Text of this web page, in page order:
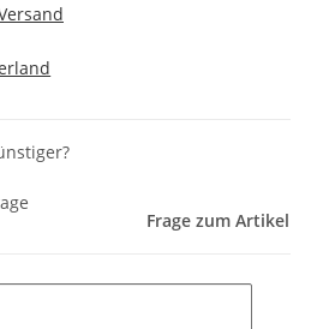
Frage zum Artikel